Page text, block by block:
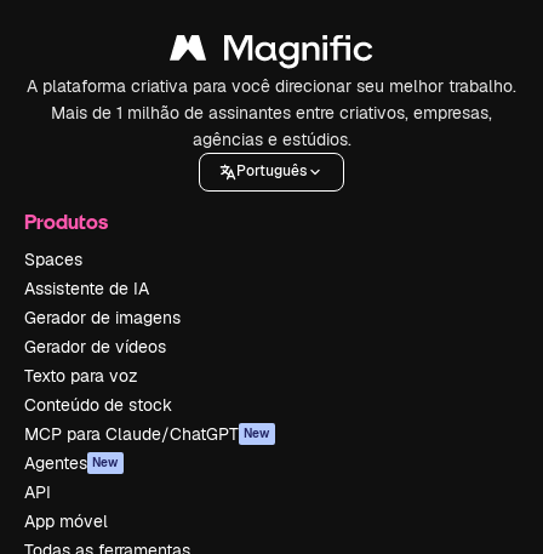
A plataforma criativa para você direcionar seu melhor trabalho.
Mais de 1 milhão de assinantes entre criativos, empresas,
agências e estúdios.
Português
Produtos
Spaces
Assistente de IA
Gerador de imagens
Gerador de vídeos
Texto para voz
Conteúdo de stock
MCP para Claude/ChatGPT New
Agentes New
API
App móvel